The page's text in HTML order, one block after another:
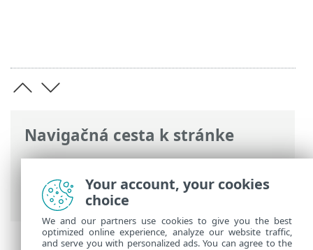
Navigačná cesta k stránke
ESET Online pomocník>ESET Secure
Authentication On-Prem >Požiadavky>
Podporované operačné systémy
Your account, your cookies
choice
We and our partners use cookies to give you the best
optimized online experience, analyze our website traffic,
and serve you with personalized ads. You can agree to the